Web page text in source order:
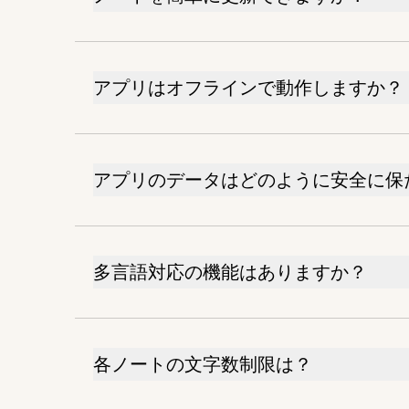
アプリはオフラインで動作しますか？
アプリのデータはどのように安全に保
多言語対応の機能はありますか？
各ノートの文字数制限は？